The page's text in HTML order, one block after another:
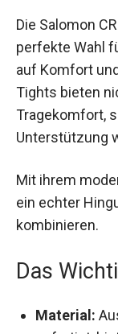
Die Salomon
perfekte Wahl
die auf
Diese Tights
optimale
Mit ihrem
zudem ein
vielseitig
Das
Material: